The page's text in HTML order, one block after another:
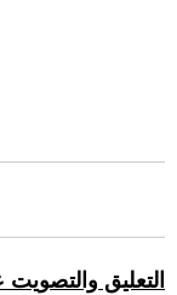
التعليق